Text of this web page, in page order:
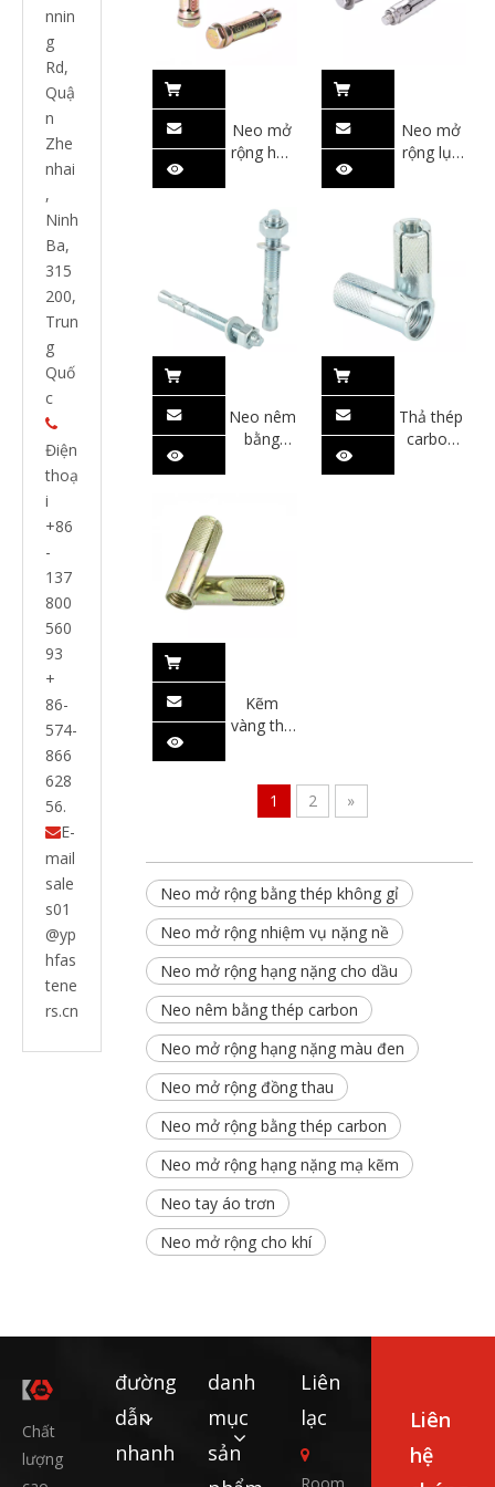
nnin
g
Rd,
Quậ
n
Zhe
nhai
,
Ninh
Ba,
315
200,
Trun
g
Quố
c

Điện
thoạ
i
+86
-
137
800
560
93
+
86-
574-
866
628
56.
E-
mail
sale
s01
@yp
hfas
tene
rs.cn
Neo mở
rộng hex
Neo mở
rộng lục
không gỉ
304
Neo nêm
bằng
cao tốc
Thả thép
carbon
Kẽm
vàng thả
1 2 »
Neo mở rộng bằng thép không gỉ
Neo mở rộng nhiệm vụ nặng nề
Neo mở rộng hạng nặng cho dầu
Neo nêm bằng thép carbon
Neo mở rộng hạng nặng màu đen
Neo mở rộng đồng thau
Neo mở rộng bằng thép carbon
Neo mở rộng hạng nặng mạ kẽm
Neo tay áo trơn
Neo mở rộng cho khí
Chất
lượng
đường
dẫn
nhanh
danh
mục
sản
Liên
lạc

Liên
hệ